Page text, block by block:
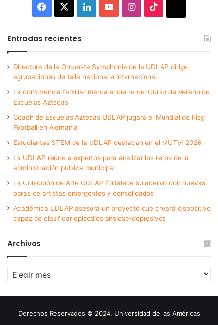
Facebook LinkedInYouTubeInstagram
Entradas recientes
Directora de la Orquesta Symphonia de la UDLAP dirige
agrupaciones de talla nacional e internacional
La convivencia familiar marca el cierre del Curso de Verano de
Escuelas Aztecas
Coach de Escuelas Aztecas UDLAP jugará el Mundial de Flag
Football en Alemania
Estudiantes STEM de la UDLAP destacan en el MUTVI 2026
La UDLAP reúne a expertos para analizar los retos de la
administración pública municipal
La Colección de Arte UDLAP fortalece su acervo con nuevas
obras de artistas emergentes y consolidados
Académica UDLAP asesora un proyecto que creará dispositivo
capaz de clasificar episodios ansioso-depresivos
Archivos
Archivos
Derechos Reservados © 2024. Universidad de las Américas